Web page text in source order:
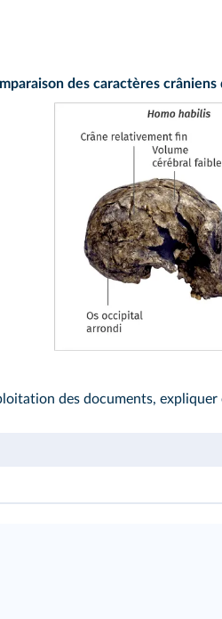
des caractères
des documents,